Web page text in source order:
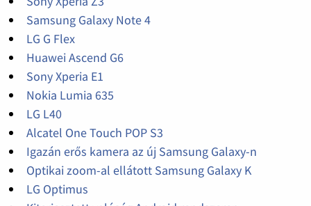
Samsung Galaxy Note 4
LG G Flex
Huawei Ascend G6
Sony Xperia E1
Nokia Lumia 635
LG L40
Alcatel One Touch POP S3
Igazán erős kamera az új Samsung Galaxy-n
Optikai zoom-al ellátott Samsung Galaxy K
LG Optimus